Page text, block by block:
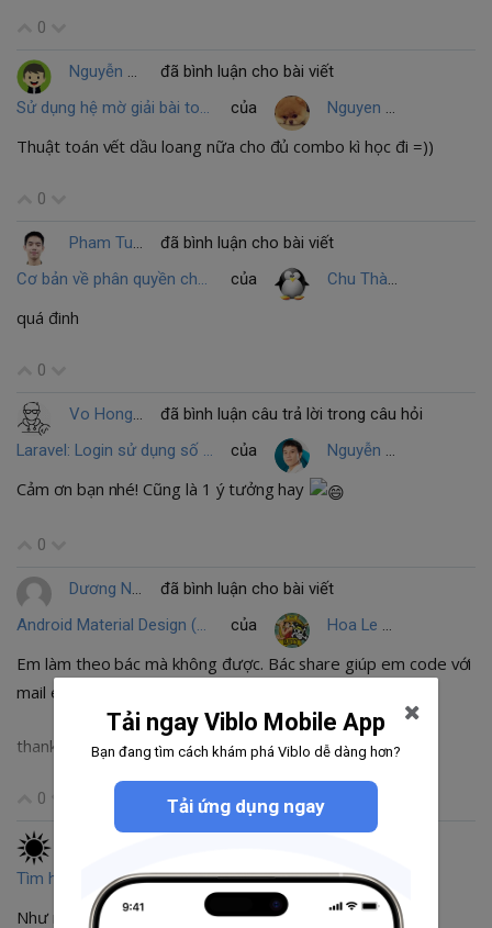
0
Nguyễn Thanh Hải
đã bình luận cho bài viết
Sử dụng hệ mờ giải bài toán tính thời gian bơm nước
của Nguyen Thi Phuong
Thuật toán vết dầu loang nữa cho đủ combo kì học đi =))
0
Pham Tuan Sang
đã bình luận cho bài viết
Cơ bản về phân quyền cho file trong Linux (phần 1)
của Chu Thành Hưng
quá đinh
0
Vo Hong Quan
đã bình luận câu trả lời trong câu hỏi
Laravel: Login sử dụng số điện thoại không cần mã nước?
của Nguyễn Hữu Kim
Cảm ơn bạn nhé! Cũng là 1 ý tưởng hay
0
Dương Nguyễn Văn
đã bình luận cho bài viết
Android Material Design (Tìm hiểu về Animations & Transitions)
của Hoa Le Quang
Em làm theo bác mà không được. Bác share giúp em code với
mail em làm
thanks bác
0
Tìm hiểu Laravel từ số 0 (P5)
của
Như nhau bạn nhé.
Tải ngay Viblo Mobile App
Bạn đang tìm cách khám phá Viblo dễ dàng hơn?
Tải ứng dụng ngay